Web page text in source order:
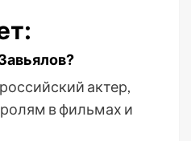
актер,
в фильмах и